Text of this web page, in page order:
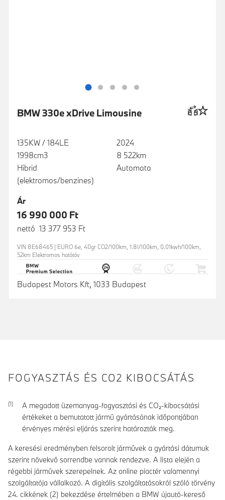
BMW 330e xDrive Limousine
135KW / 184LE
1998cm3
Hibrid
(elektromos/benzines)
2024
8 522km
Automata
Ár
16 990 000 Ft
nettó 13 377 953 Ft
VIN 8E68465 | EURO 6e, 40gr CO2/100km, 1.8l/100km, 0.01kwh/100km,
52km Elektromos hatótáv
Budapest Motors Kft, 1033 Budapest
FOGYASZTÁS ÉS CO2 KIBOCSÁTÁS
A megadott üzemanyag-fogyasztási és CO₂-kibocsátási
értékeket a bemutatott jármű gyártásának időpontjában
érvényes mérési eljárás szerint határozták meg.
A keresési eredményben felsorolt járművek a gyártási dátumuk
szerint növekvő sorrendbe vannak rendezve. A lista elején a
régebbi járművek szerepelnek. Az online piactér valamennyi
szolgáltatója vállalkozó. A digitális szolgáltatásokról szóló törvény
24. cikkének (2) bekezdése értelmében a BMW újautó-kereső